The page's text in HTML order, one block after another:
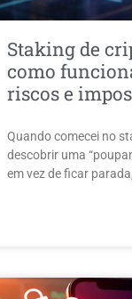
Staking de
como
riscos e
Quando comecei no
descobrir uma
em vez de ficar